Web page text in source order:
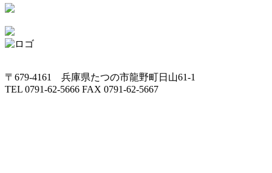
〒679-4161 兵庫県たつの市龍野町日山61-1
TEL 0791-62-5666 FAX 0791-62-5667